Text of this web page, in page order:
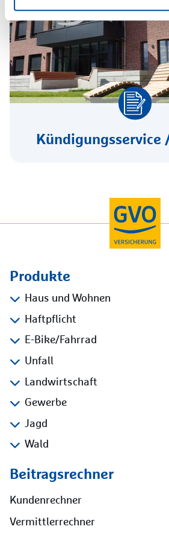
Kündigungsservice
Produkte
Haus und Wohnen
Haftpflicht
E-Bike/Fahrrad
Unfall
Landwirtschaft
Gewerbe
Jagd
Wald
Beitragsrechner
Kundenrechner
Vermittlerrechner